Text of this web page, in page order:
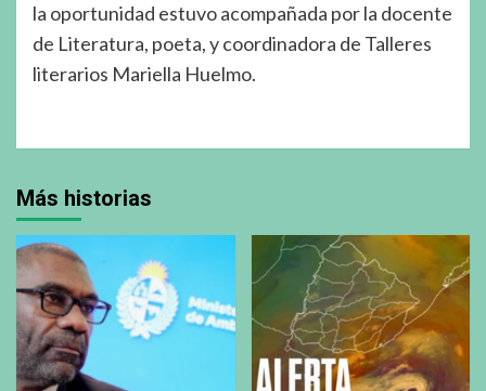
la oportunidad estuvo acompañada por la docente
de Literatura, poeta, y coordinadora de Talleres
literarios Mariella Huelmo.
Más historias